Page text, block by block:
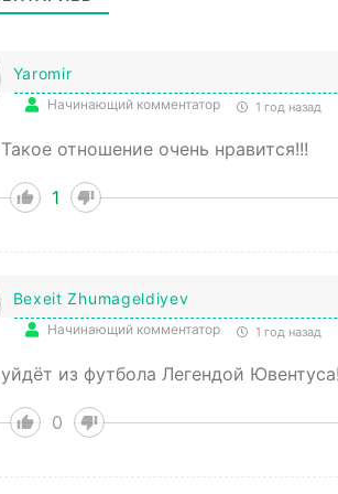
Yaromir
Начинающий комментатор 1 год назад
Такое отношение очень нравится!!!
1
Bexeit Zhumageldiyev
Начинающий комментатор 1 год назад
уйдёт из футбола Легендой
0